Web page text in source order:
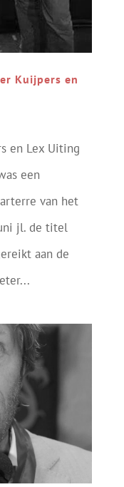
Kuijpers en
en Lex Uiting
een
van het
jl. de titel
aan de